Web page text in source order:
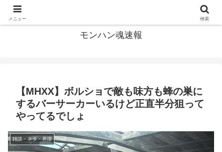
モンハン魂速報
【MHXX】ボルショで敵も味方も蜂の巣に
するバーサーカーいるけど正直半分狙って
やってるでしょ
雑談・ネタ・界隈
メニュー 検索